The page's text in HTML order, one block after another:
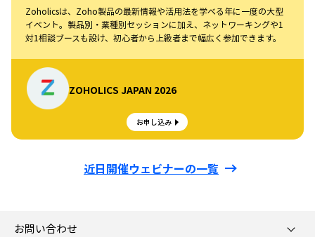
Zoholicsは、Zoho製品の最新情報や活用法を学べる年に一度の大型
イベント。製品別・業種別セッションに加え、ネットワーキングや1
対1相談ブースも設け、初心者から上級者まで幅広く参加できます。
ZOHOLICS JAPAN 2026
お申し込み
近日開催ウェビナーの一覧
お問い合わせ